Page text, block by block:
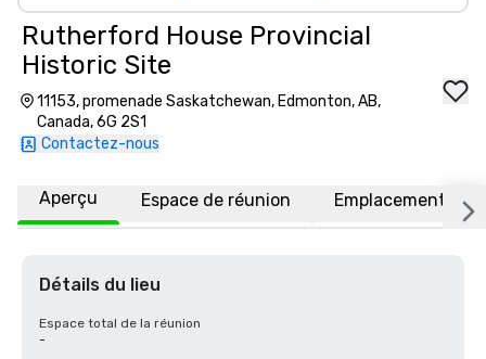
Rutherford House Provincial
Historic Site
11153, promenade Saskatchewan, Edmonton, AB,
Canada, 6G 2S1
Contactez-nous
Aperçu Espace de réunion Emplacement
Détails du lieu
Espace total de la réunion
-